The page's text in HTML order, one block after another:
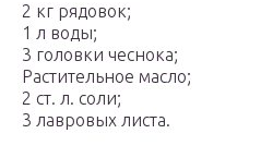
2 кг рядовок;
1 л воды;
3 головки чеснока;
Растительное масло;
2 ст. л. соли;
3 лавровых листа.